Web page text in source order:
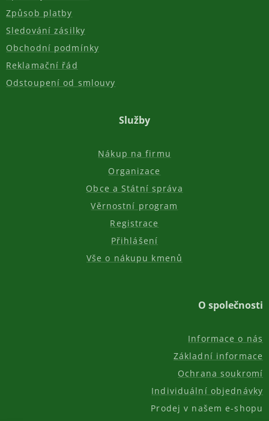
Způsob platby
Sledování zásilky
Obchodní podmínky
Reklamační řád
Odstoupení od smlouvy
Služby
Nákup na firmu
Organizace
Obce a Státní správa
Věrnostní program
Registrace
Přihlášení
Vše o nákupu kmenů
O společnosti
Informace o nás
Základní informace
Ochrana soukromí
Individuální objednávky
Prodej v našem e-shopu